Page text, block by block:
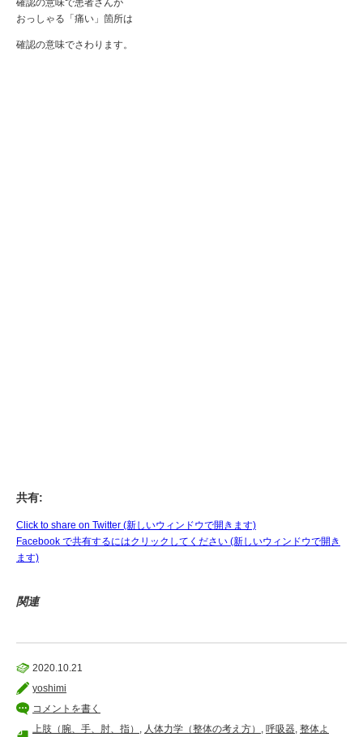
おっしゃる「痛い」箇所は
確認の意味でさわります。
共有:
Click to share on Twitter (新しいウィンドウで開きます)
Facebook で共有するにはクリックしてください (新しいウィンドウで開き
ます)
関連
2020.10.21
yoshimi
コメントを書く
上肢（腕、手、肘、指）
人体力学（整体の考え方） 呼吸器 整体よ